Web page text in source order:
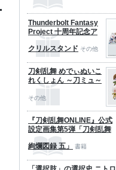
Thunderbolt Fantasy
Project 十周年記念ア
クリルスタンド その他
刀剣乱舞 めでぃぬいこ
れくしょん ～刀ミュ～
その他
『刀剣乱舞ONLINE』公式
設定画集第5弾「刀剣乱舞
絢爛図録 五」 書籍